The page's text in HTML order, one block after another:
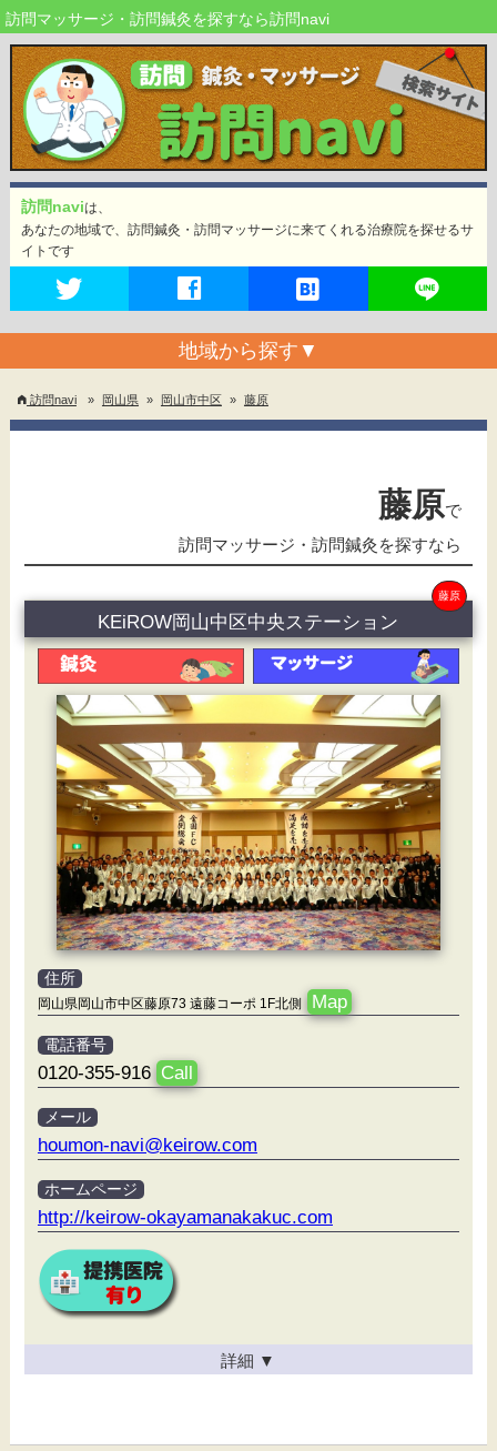
訪問マッサージ・訪問鍼灸を探すなら訪問navi
訪問naviは、
あなたの地域で、訪問鍼灸・訪問マッサージに来てくれる治療院を探せるサ
イトです
地域から探す ▼
訪問navi » 岡山県 » 岡山市中区 » 藤原
藤原で
訪問マッサージ・訪問鍼灸を探すなら
藤原
KEiROW岡山中区中央ステーション
住所
岡山県岡山市中区藤原73 遠藤コーポ 1F北側 Map
電話番号
0120-355-916 Call
メール
houmon-navi@keirow.com
ホームページ
http://keirow-okayamanakakuc.com
詳細 ▼